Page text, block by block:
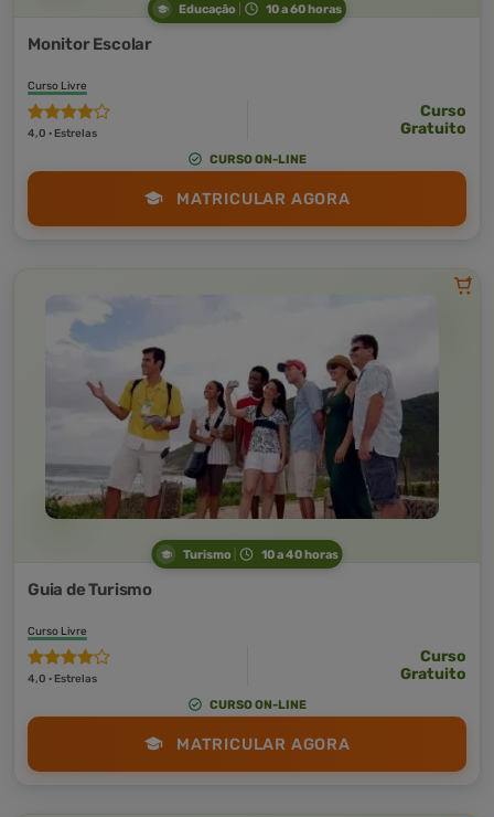
Educação 10 a 60 horas
Monitor Escolar
Curso Livre
4,0 · Estrelas
Curso
Gratuito
CURSO ON-LINE
MATRICULAR AGORA
Turismo 10 a 40 horas
Guia de Turismo
Curso Livre
4,0 · Estrelas
Curso
Gratuito
CURSO ON-LINE
MATRICULAR AGORA